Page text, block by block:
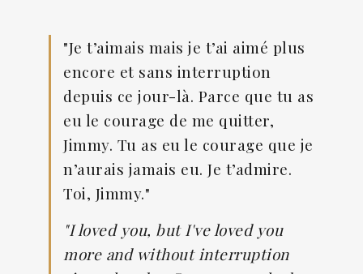
"Je t’aimais mais je t’ai aimé plus
encore et sans interruption
depuis ce jour-là. Parce que tu as
eu le courage de me quitter,
Jimmy. Tu as eu le courage que je
n’aurais jamais eu. Je t’admire.
Toi, Jimmy."
"I loved you, but I've loved you
more and without interruption